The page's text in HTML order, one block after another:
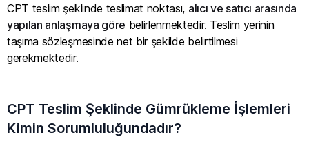
CPT teslim şeklinde teslimat noktası, alıcı ve satıcı arasında
yapılan anlaşmaya göre belirlenmektedir. Teslim yerinin
taşıma sözleşmesinde net bir şekilde belirtilmesi
gerekmektedir.
CPT Teslim Şeklinde Gümrükleme İşlemleri
Kimin Sorumluluğundadır?